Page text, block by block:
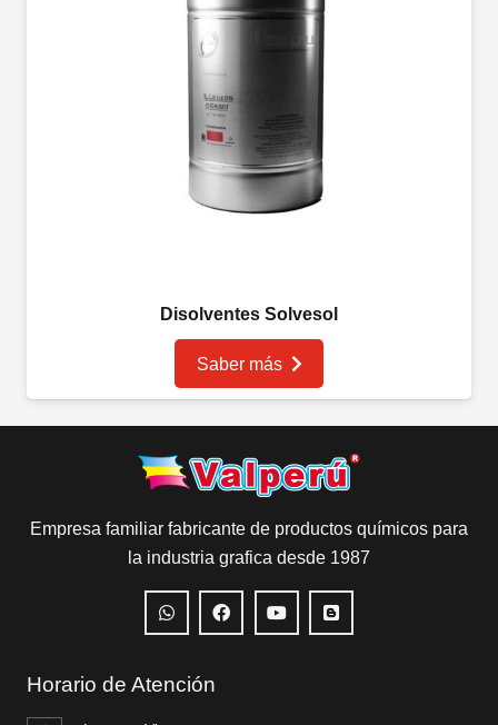
Disolventes Solvesol
Saber más
Empresa familiar fabricante de productos químicos para
la industria grafica desde 1987
Horario de Atención